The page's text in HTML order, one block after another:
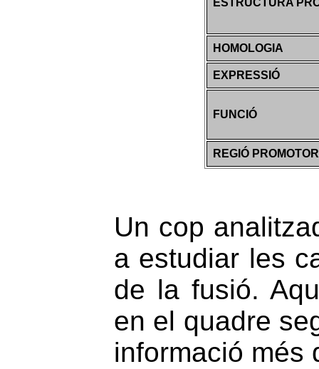
ESTRUCTURA
HOMOLOGIA
EXPRESSIÓ
FUNCIÓ
REGIÓ
Un cop
a estudiar les
de la fusió.
en el quadre
informació més